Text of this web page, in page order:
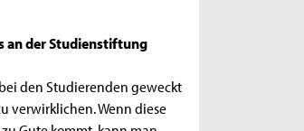
an der Studienstiftung
den Studierenden geweckt
verwirklichen. Wenn diese